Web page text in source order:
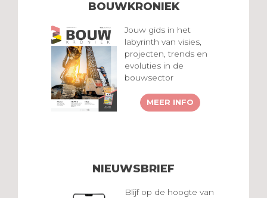
BOUWKRONIEK
Jouw gids in het
labyrinth van visies,
projecten, trends en
evoluties in de
bouwsector
MEER INFO
NIEUWSBRIEF
Blijf op de hoogte van